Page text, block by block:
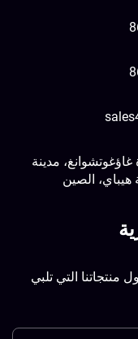
مدينة
الصين
التي تلبي